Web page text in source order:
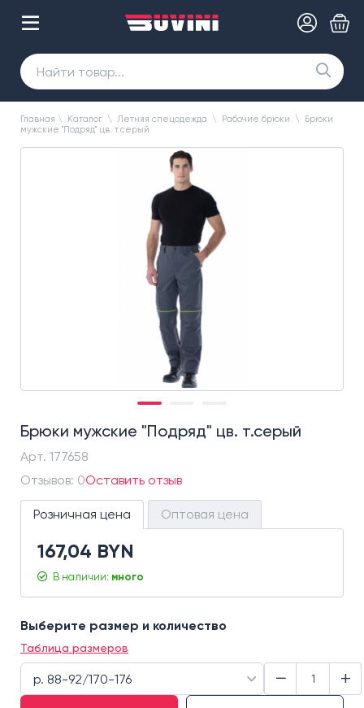
Главная \ Каталог \ Летняя спецодежда \ Рабочие брюки \
Брюки
мужские "Подряд" цв. т.серый
Брюки мужские "Подряд" цв. т.серый
Арт. 177658
Отзывов: 0Оставить отзыв
Розничная цена Оптовая цена
167,04 BYN
В наличии: много
Выберите размер и количество
Таблица размеров
р. 88-92/170-176 − +